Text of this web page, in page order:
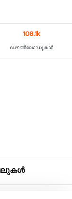
108.1k
ഡൗൺലോഡുകൾ